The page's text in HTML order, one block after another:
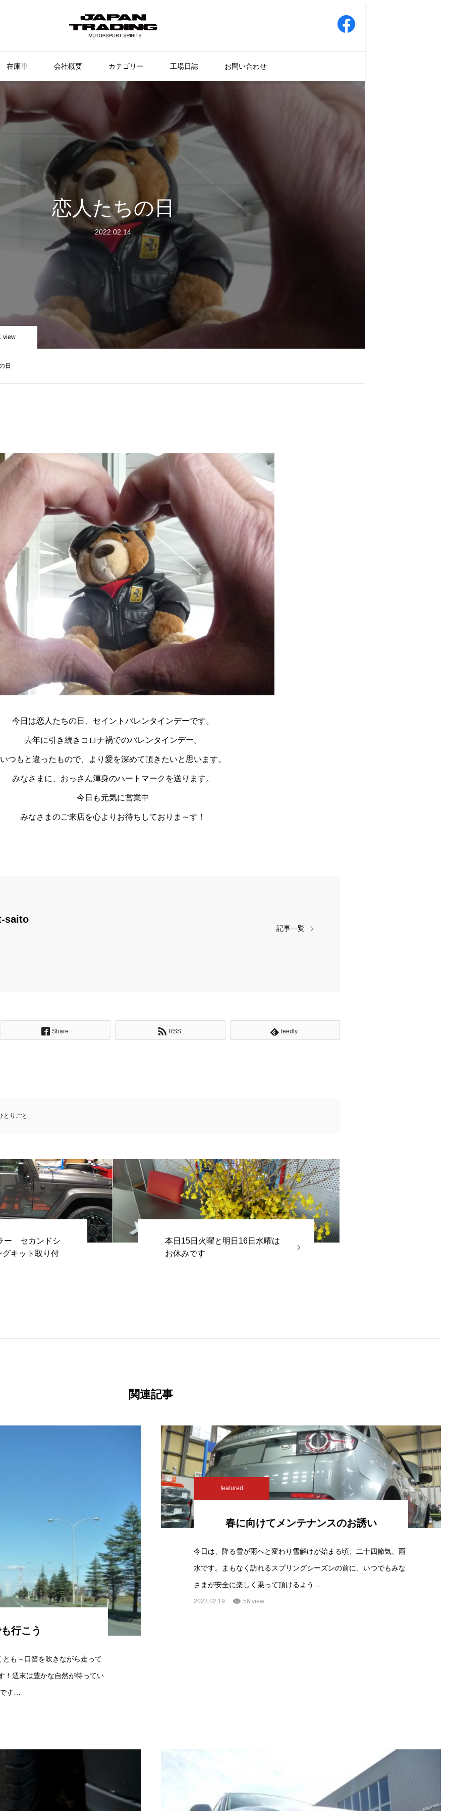
在庫車 会社概要 カテゴリー 工場日誌 お問い合わせ
恋人たちの日
2022.02.14
view
日
今日は恋人たちの日、セイントバレンタインデーです。
去年に引き続きコロナ禍でのバレンタインデー。
いつもと違ったもので、より愛を深めて頂きたいと思います。
みなさまに、おっさん渾身のハートマークを送ります。
今日も元気に営業中
みなさまのご来店を心よりお待ちしておりま～す！
saito
記事一覧
Share RSS feedly
とりごと
ー セカンドシ
キット取り付
本日15日火曜と明日16日水曜は
お休みです
関連記事
行こう
も～口笛を吹きながら走って
！週末は豊かな自然が待ってい
す…
featured
春に向けてメンテナンスのお誘い
今日は、降る雪が雨へと変わり雪解けが始まる頃、二十四節気、雨
水です。まもなく訪れるスプリングシーズンの前に、いつでもみな
さまが安全に楽しく乗って頂けるよう…
2023.02.19 56 view